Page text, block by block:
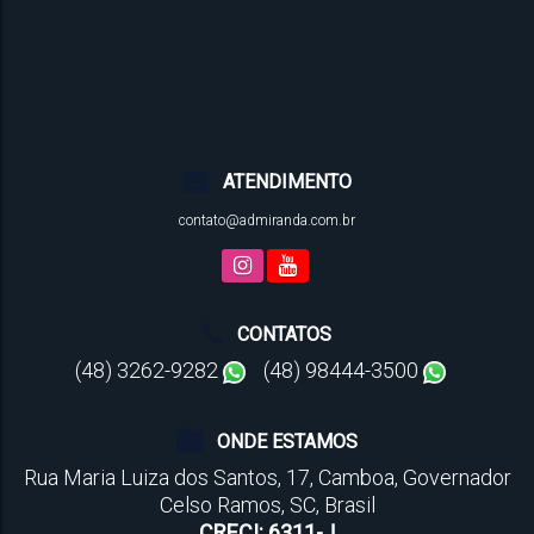
ATENDIMENTO
contato@admiranda.com.br
CONTATOS
(48) 3262-9282 (48) 98444-3500
ONDE ESTAMOS
Rua Maria Luiza dos Santos, 17, Camboa, Governador
Celso Ramos, SC, Brasil